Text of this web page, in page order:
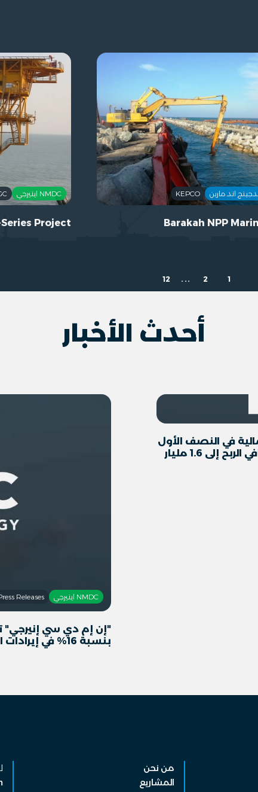
Barakah NPP
KEPCO
Project
NMDC اينيرجي
1
2
...
12
أحدث الأخبار
في النصف الأول
من عام 2026 مع وصول الإيرادات إلى 14.1 مليار درهم وصافي الربح إلى 1.6 مليار
"إن إم دي سي إنيرجي"
بنسبة 16% في إيرادات النصف الأول من عام 2026 لتصل إلى 9.5 مليار درهم
NMDC اينيرجي Releases
من نحن
المشاريع